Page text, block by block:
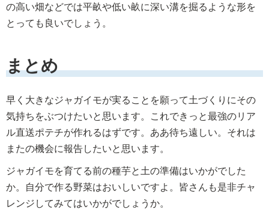
の高い畑などでは平畝や低い畝に深い溝を掘るような形を
とっても良いでしょう。
まとめ
早く大きなジャガイモが実ることを願って土づくりにその
気持ちをぶつけたいと思います。これできっと最強のリア
ル直送ポテチが作れるはずです。ああ待ち遠しい。それは
またの機会に報告したいと思います。
ジャガイモを育てる前の種芋と土の準備はいかがでした
か。自分で作る野菜はおいしいですよ。皆さんも是非チャ
レンジしてみてはいかがでしょうか。